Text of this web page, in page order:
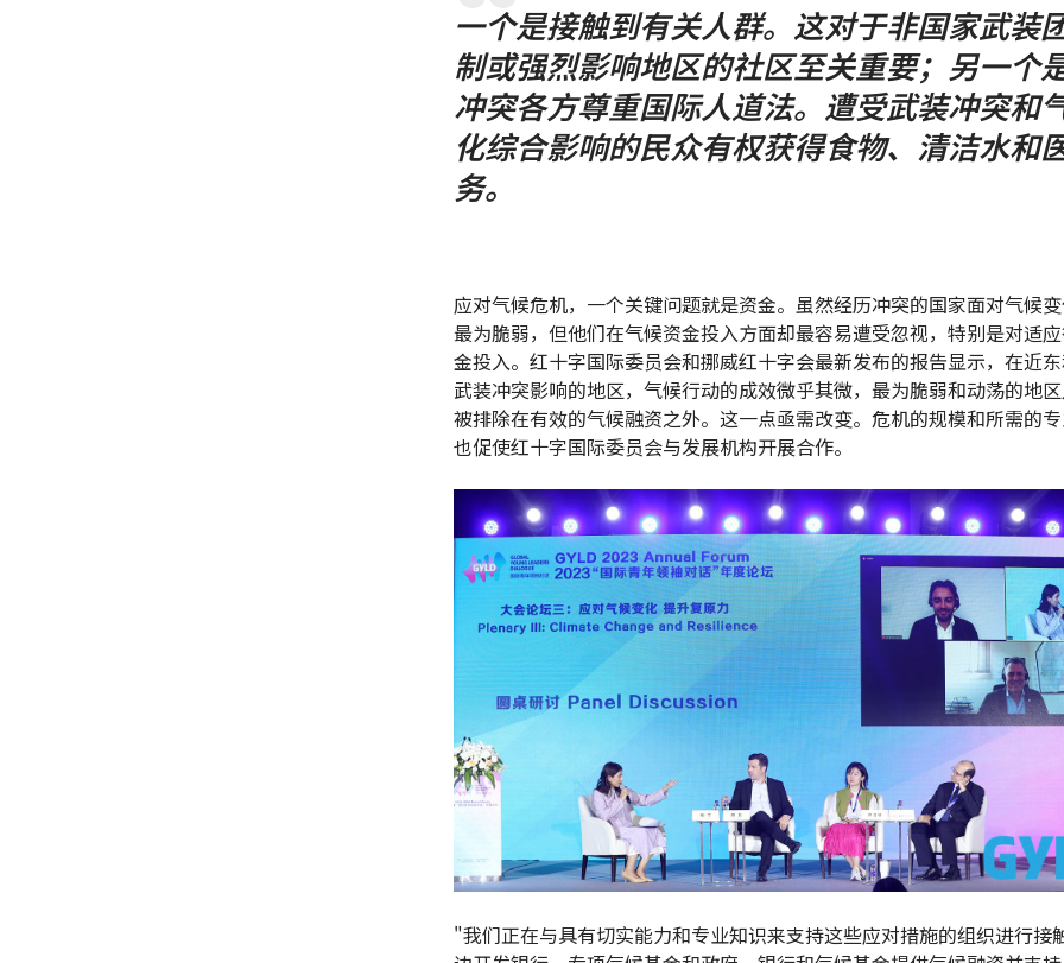
一个是接触到有关人群。这对于非国家武装
制或强烈影响地区的社区至关重要；另一个
冲突各方尊重国际人道法。遭受武装冲突和
化综合影响的民众有权获得食物、清洁水和
务。
应对气候危机，一个关键问题就是资金。虽然经历冲突的国家面对气候
最为脆弱，但他们在气候资金投入方面却最容易遭受忽视，特别是对适
金投入。红十字国际委员会和挪威红十字会最新发布的报告显示，在近
武装冲突影响的地区，气候行动的成效微乎其微，最为脆弱和动荡的地
被排除在有效的气候融资之外。这一点亟需改变。危机的规模和所需的
也促使红十字国际委员会与发展机构开展合作。
"我们正在与具有切实能力和专业知识来支持这些应对措施的组织进行接